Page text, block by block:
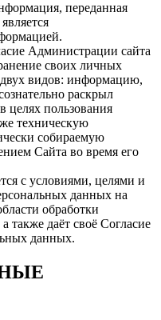
переданная
Администрации сайта
своих личных
видов: информацию,
раскрыл
целях пользования
техническую
собираемую
Сайта во время его
с условиями, целями и
данных на
обработки
также даёт своё Согласие
данных.